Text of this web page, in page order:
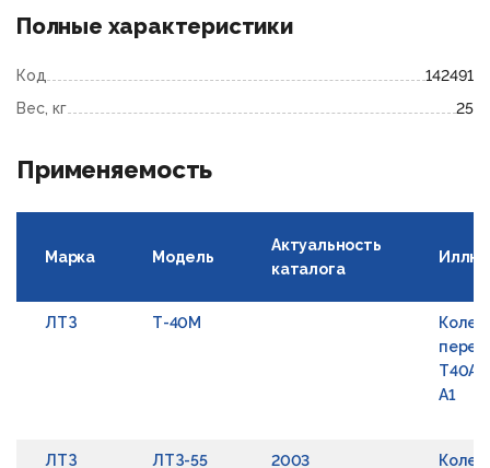
Полные характеристики
Код
142491
Вес, кг
25
Применяемость
Марка Модель
Актуальность
каталога
ЛТЗ Т-40М
Т40А-
А1
ЛТЗ ЛТЗ-55 2003